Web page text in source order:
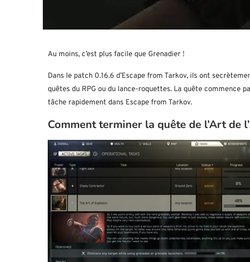
Au moins, c’est plus facile que Grenadier !
Dans le patch 0.16.6 d’Escape from Tarkov, ils ont
quêtes du RPG ou du lance-roquettes. La quête commence
tâche rapidement dans Escape from Tarkov.
Comment terminer la quête de l’Art de